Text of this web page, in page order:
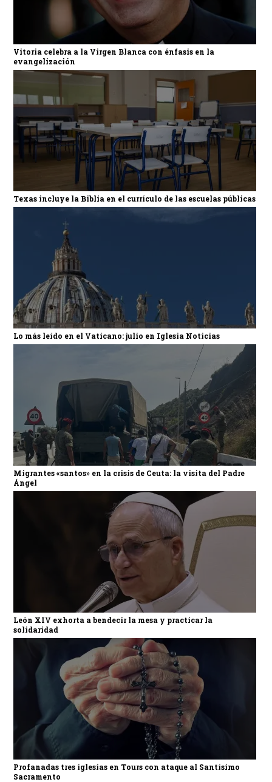
Vitoria celebra a la Virgen Blanca con énfasis en la
evangelización
Texas incluye la Biblia en el currículo de las escuelas públicas
Lo más leído en el Vaticano: julio en Iglesia Noticias
Migrantes «santos» en la crisis de Ceuta: la visita del Padre
Ángel
León XIV exhorta a bendecir la mesa y practicar la
solidaridad
Profanadas tres iglesias en Tours con ataque al Santísimo
Sacramento